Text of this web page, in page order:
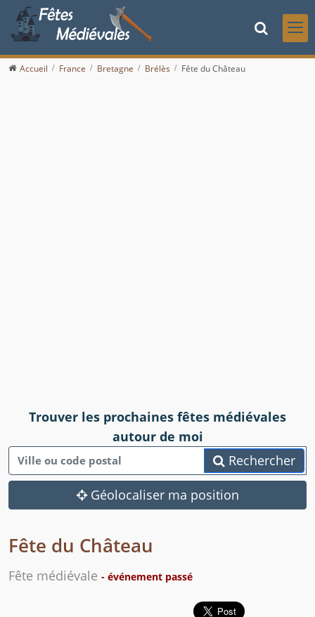
Accueil France Bretagne Brélès Fête du Château
Trouver les prochaines fêtes médiévales
autour de moi
Rechercher
Géolocaliser ma position
Fête du Château
Fête médiévale - événement passé